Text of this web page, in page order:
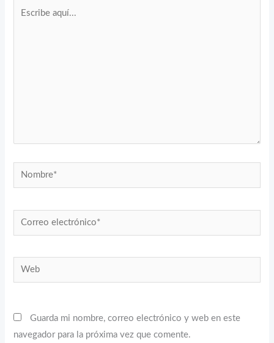
Nombre*
Correo
electrónico*
Web
Guarda mi nombre, correo electrónico y web en este
navegador para la próxima vez que comente.